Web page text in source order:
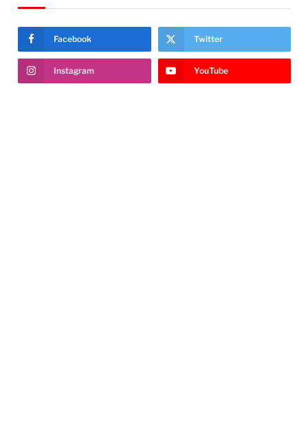
Facebook Twitter
Instagram YouTube